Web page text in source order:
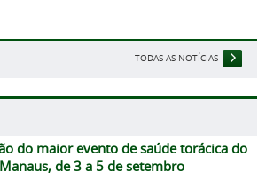
TODAS AS NOTÍCIAS
do maior evento de saúde torácica do
de 3 a 5 de setembro